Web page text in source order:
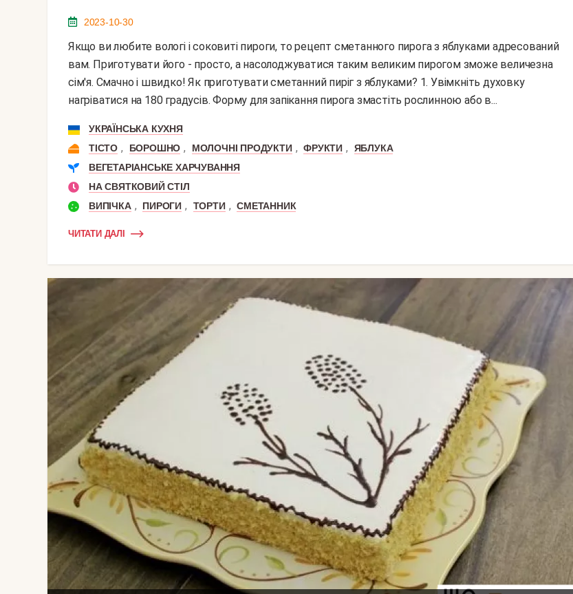
2023-10-30
Якщо ви любите вологі і соковиті пироги, то рецепт сметанного пирога з яблуками адресований
вам. Приготувати його - просто, а насолоджуватися таким великим пирогом зможе величезна
сім'я. Смачно і швидко! Як приготувати сметанний пиріг з яблуками? 1. Увімкніть духовку
нагріватися на 180 градусів. Форму для запікання пирога змастіть рослинною або в...
УКРАЇНСЬКА КУХНЯ
ТІСТО , БОРОШНО , МОЛОЧНІ ПРОДУКТИ , ФРУКТИ ,
ЯБЛУКА
ВЕГЕТАРІАНСЬКЕ ХАРЧУВАННЯ
НА СВЯТКОВИЙ СТІЛ
ВИПІЧКА , ПИРОГИ , ТОРТИ , СМЕТАННИК
ЧИТАТИ ДАЛІ